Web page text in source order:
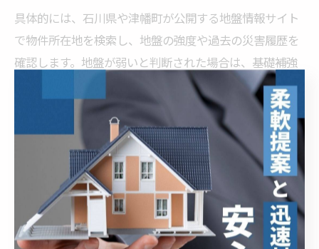
具体的には、石川県や津幡町が公開する地盤情報サイト
で物件所在地を検索し、地盤の強度や過去の災害履歴を
確認します。地盤が弱いと判断された場合は、基礎補強
工事の有無や対策内容も併せて説明しましょう。
買主からの信頼を得るためには、事前に地盤診断書や調
査資料を準備し、売却時に提示することが推奨されま
す。これにより、安心材料を提供でき、交渉時の不安要
素を減らすことが可能です。
不動産売却前に知るべき浸水区域の確認手順